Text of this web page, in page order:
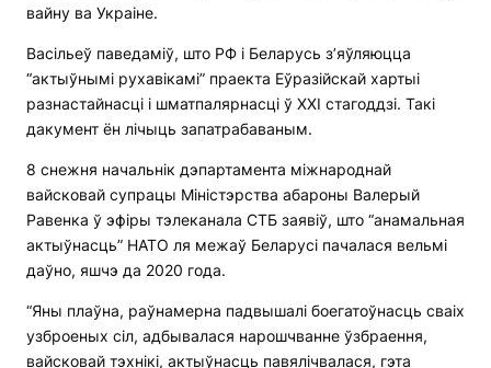
вайну ва Украіне.
Васільеў паведаміў, што РФ і Беларусь з’яўляюцца
“актыўнымі рухавікамі” праекта Еўразійскай хартыі
разнастайнасці і шматпалярнасці ў XXI стагоддзі. Такі
дакумент ён лічыць запатрабаваным.
8 снежня начальнік дэпартамента міжнароднай
вайсковай супрацы Міністэрства абароны Валерый
Равенка ў эфіры тэлеканала СТБ заявіў, што “анамальная
актыўнасць” НАТО ля межаў Беларусі пачалася вельмі
даўно, яшчэ да 2020 года.
“Яны плаўна, раўнамерна падвышалі боегатоўнасць сваіх
узброеных сіл, адбывалася нарошчванне ўзбраення,
вайсковай тэхнікі, актыўнасць павялічвалася, гэта